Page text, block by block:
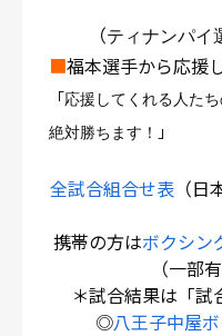
（ティナンパイ
■福本選手から応援
「応援してくれる人た
絶対勝ちます！
」
全試合組合せ表 （
携帯の方はボクシン
（一部
＊試合結果は「試
◎八王子中屋